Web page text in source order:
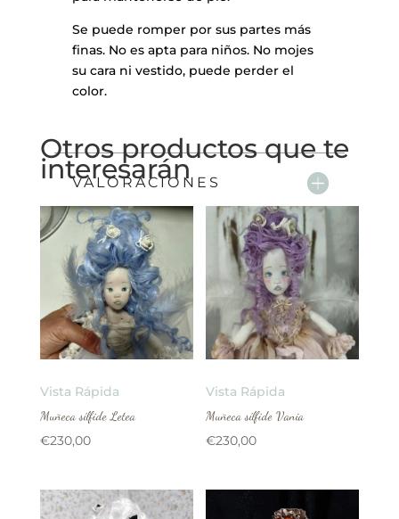
Se puede romper por sus partes más
finas. No es apta para niños. No mojes
su cara ni vestido, puede perder el
color.
VALORACIONES
Otros productos que te
interesarán
Vista Rápida
Muñeca sílfide Letea
€230,00
Vista Rápida
Muñeca sílfide Vania
€230,00